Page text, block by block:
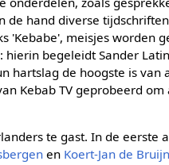
de hand diverse
'Kebabe', meisjes worden
hierin begeleidt Sander
hartslag de hoogste is
Kebab TV geprobeerd
te gast. In de eerste
en Koert-Jan de Bruijn